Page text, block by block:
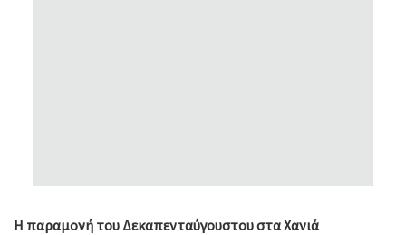
Η παραμονή του Δεκαπενταύγουστου στα Χανιά